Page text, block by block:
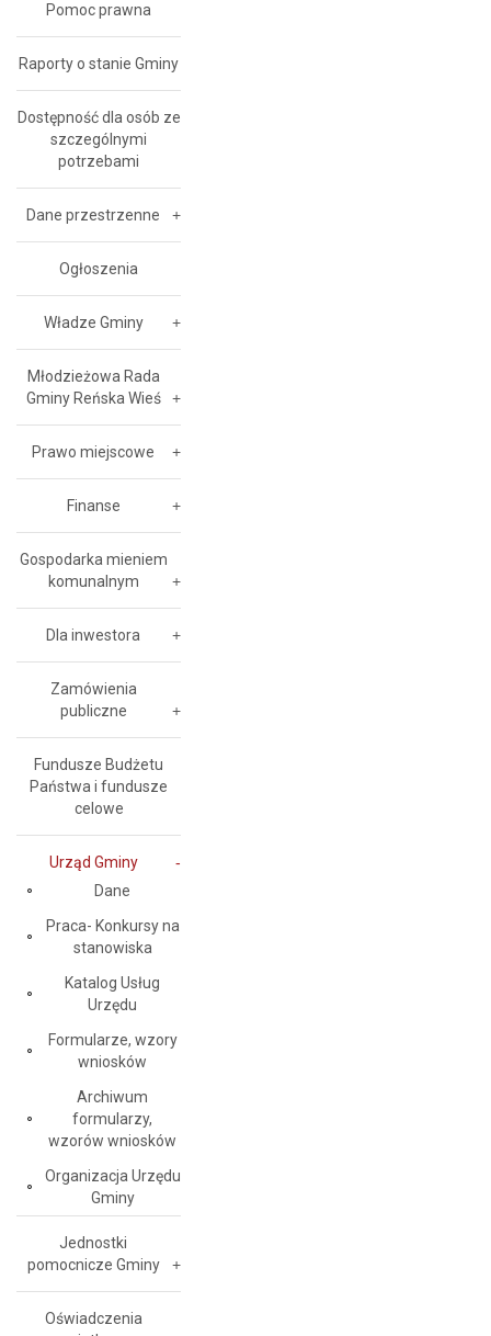
Pomoc prawna
Raporty o stanie Gminy
Dostępność dla osób ze
szczególnymi
potrzebami
Dane przestrzenne
Ogłoszenia
Władze Gminy
Młodzieżowa Rada
Gminy Reńska Wieś
Prawo miejscowe
Finanse
Gospodarka mieniem
komunalnym
Dla inwestora
Zamówienia
publiczne
Fundusze Budżetu
Państwa i fundusze
celowe
Urząd Gminy
Dane
Praca- Konkursy na
stanowiska
Katalog Usług
Urzędu
Formularze, wzory
wniosków
Archiwum
formularzy,
wzorów wniosków
Organizacja Urzędu
Gminy
Jednostki
pomocnicze Gminy
Oświadczenia